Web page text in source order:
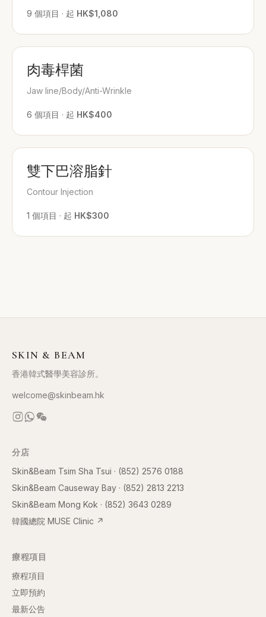
9 個項目 · 起 HK$1,080
肉毒桿菌
Jaw line/Body/Anti-Wrinkle
6 個項目 · 起 HK$400
雙下巴溶脂針
Contour Injection
1 個項目 · 起 HK$300
SKIN & BEAM
香港韓式醫學美容診所。
welcome@skinbeam.hk
分店
Skin&Beam Tsim Sha Tsui · (852) 2576 0188
Skin&Beam Causeway Bay · (852) 2813 2213
Skin&Beam Mong Kok · (852) 3643 0289
韓國總院 MUSE Clinic ↗
療程項目
療程項目
立即預約
最新公告